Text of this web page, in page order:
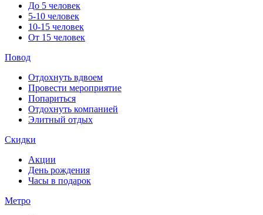
До 5 человек
5-10 человек
10-15 человек
От 15 человек
Повод
Отдохнуть вдвоем
Провести мероприятие
Попариться
Отдохнуть компанией
Элитный отдых
Скидки
Акции
День рождения
Часы в подарок
Метро